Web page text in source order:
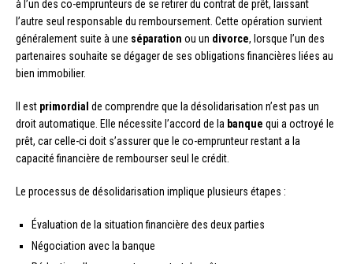
à l’un des co-emprunteurs de se retirer du contrat de prêt, laissant
l’autre seul responsable du remboursement. Cette opération survient
généralement suite à une séparation ou un divorce, lorsque l’un des
partenaires souhaite se dégager de ses obligations financières liées au
bien immobilier.
Il est primordial de comprendre que la désolidarisation n’est pas un
droit automatique. Elle nécessite l’accord de la banque qui a octroyé le
prêt, car celle-ci doit s’assurer que le co-emprunteur restant a la
capacité financière de rembourser seul le crédit.
Le processus de désolidarisation implique plusieurs étapes :
Évaluation de la situation financière des deux parties
Négociation avec la banque